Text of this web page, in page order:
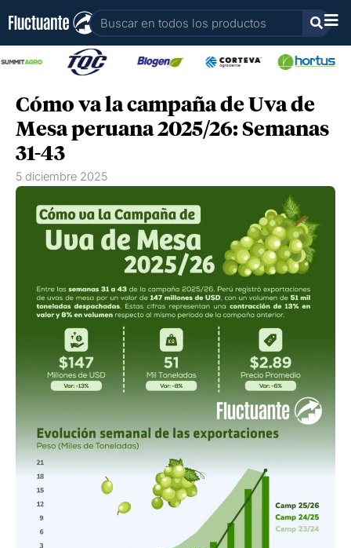
contenido
Buscar
Cómo va la campaña de Uva de
Mesa peruana 2025/26: Semanas
31-43
5 diciembre 2025